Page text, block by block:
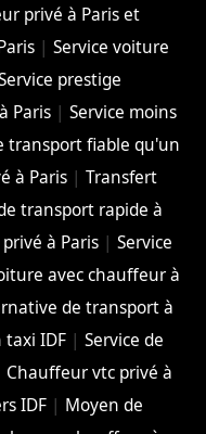
privé à Paris et
|Service voiture
prestige
Paris |Service moins
transport fiable qu'un
à Paris| Transfert
transport rapide à
à Paris |Service
avec chauffeur à
de transport à
taxi IDF |Service de
Chauffeur vtc privé à
IDF | Moyen de